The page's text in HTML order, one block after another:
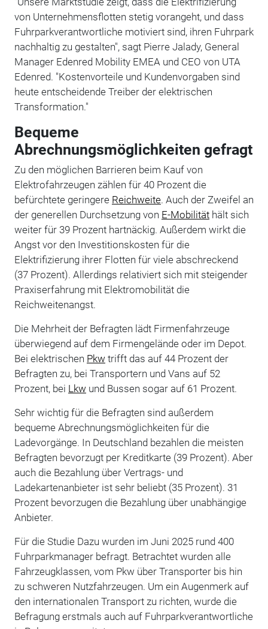
von Unternehmensflotten stetig vorangeht, und dass
Fuhrparkverantwortliche motiviert sind, ihren Fuhrpark
nachhaltig zu gestalten", sagt Pierre Jalady, General
Manager Edenred Mobility EMEA und CEO von UTA
Edenred. "Kostenvorteile und Kundenvorgaben sind
heute entscheidende Treiber der elektrischen
Transformation."
Bequeme
Abrechnungsmöglichkeiten gefragt
Zu den möglichen Barrieren beim Kauf von
Elektrofahrzeugen zählen für 40 Prozent die
befürchtete geringere Reichweite. Auch der Zweifel an
der generellen Durchsetzung von E-Mobilitäthält sich
weiter für 39 Prozent hartnäckig. Außerdem wirkt die
Angst vor den Investitionskosten für die
Elektrifizierung ihrer Flotten für viele abschreckend
(37 Prozent). Allerdings relativiert sich mit steigender
Praxiserfahrung mit Elektromobilität die
Reichweitenangst.
Die Mehrheit der Befragten lädt Firmenfahrzeuge
überwiegend auf dem Firmengelände oder im Depot.
Bei elektrischen Pkw trifft das auf 44 Prozent der
Befragten zu, bei Transportern und Vans auf 52
Prozent, bei Lkw und Bussen sogar auf 61 Prozent.
Sehr wichtig für die Befragten sind außerdem
bequeme Abrechnungsmöglichkeiten für die
Ladevorgänge. In Deutschland bezahlen die meisten
Befragten bevorzugt per Kreditkarte (39 Prozent). Aber
auch die Bezahlung über Vertrags- und
Ladekartenanbieter ist sehr beliebt (35 Prozent). 31
Prozent bevorzugen die Bezahlung über unabhängige
Anbieter.
Für die Studie Dazu wurden im Juni 2025 rund 400
Fuhrparkmanager befragt. Betrachtet wurden alle
Fahrzeugklassen, vom Pkw über Transporter bis hin
zu schweren Nutzfahrzeugen. Um ein Augenmerk auf
den internationalen Transport zu richten, wurde die
Befragung erstmals auch auf Fuhrparkverantwortliche